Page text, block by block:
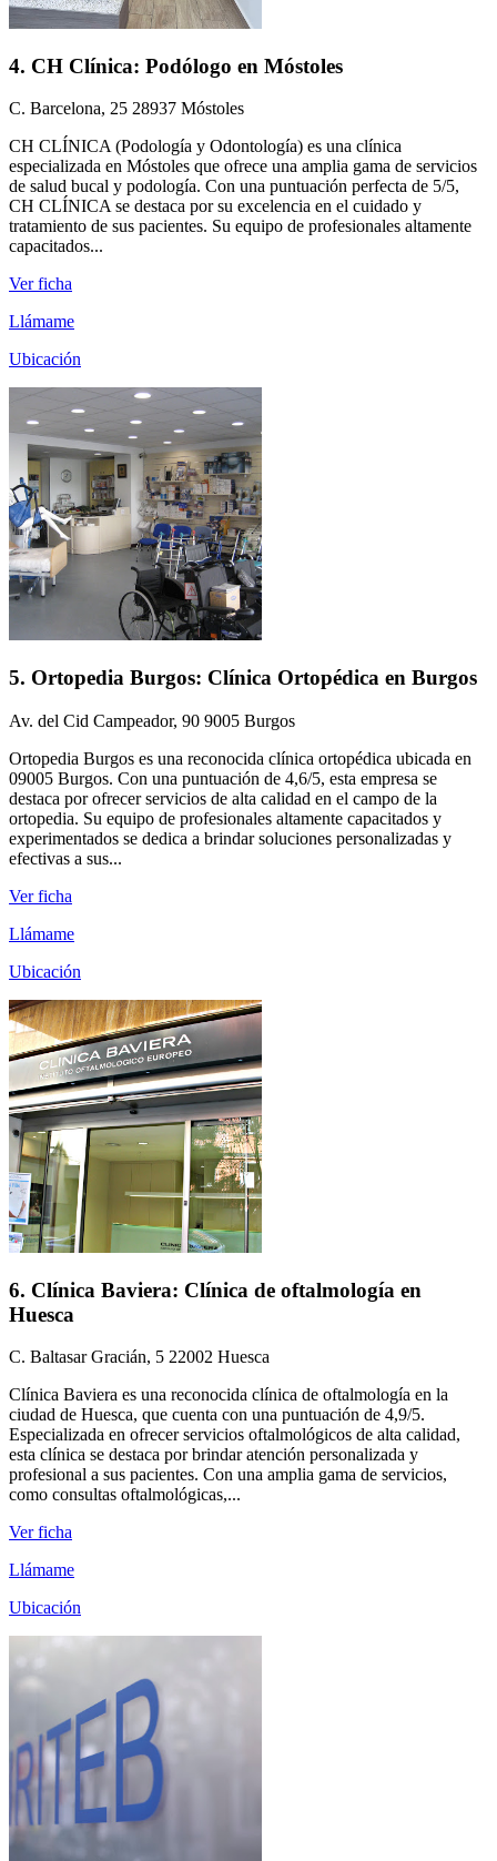
4. CH Clínica: Podólogo en Móstoles
C. Barcelona, 25 28937 Móstoles
CH CLÍNICA (Podología y Odontología) es una clínica
especializada en Móstoles que ofrece una amplia gama de servicios
de salud bucal y podología. Con una puntuación perfecta de 5/5,
CH CLÍNICA se destaca por su excelencia en el cuidado y
tratamiento de sus pacientes. Su equipo de profesionales altamente
capacitados...
Ver ficha
Llámame
Ubicación
5. Ortopedia Burgos: Clínica Ortopédica en Burgos
Av. del Cid Campeador, 90 9005 Burgos
Ortopedia Burgos es una reconocida clínica ortopédica ubicada en
09005 Burgos. Con una puntuación de 4,6/5, esta empresa se
destaca por ofrecer servicios de alta calidad en el campo de la
ortopedia. Su equipo de profesionales altamente capacitados y
experimentados se dedica a brindar soluciones personalizadas y
efectivas a sus...
Ver ficha
Llámame
Ubicación
6. Clínica Baviera: Clínica de oftalmología en
Huesca
C. Baltasar Gracián, 5 22002 Huesca
Clínica Baviera es una reconocida clínica de oftalmología en la
ciudad de Huesca, que cuenta con una puntuación de 4,9/5.
Especializada en ofrecer servicios oftalmológicos de alta calidad,
esta clínica se destaca por brindar atención personalizada y
profesional a sus pacientes. Con una amplia gama de servicios,
como consultas oftalmológicas,...
Ver ficha
Llámame
Ubicación